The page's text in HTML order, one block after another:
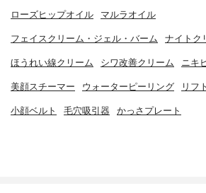
ローズヒップオイル マルラオイル
フェイスクリーム・ジェル・バーム ナイトク
ほうれい線クリーム シワ改善クリーム ニキ
美顔スチーマー ウォーターピーリング リフ
小顔ベルト 毛穴吸引器 かっさプレート